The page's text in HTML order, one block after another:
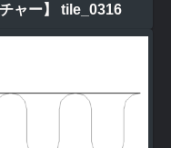
ャー】 tile_0316